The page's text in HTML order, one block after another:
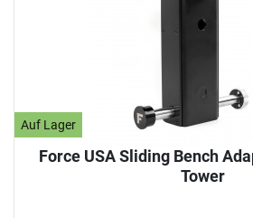
Auf Lager
Force USA Sliding Bench
Tower